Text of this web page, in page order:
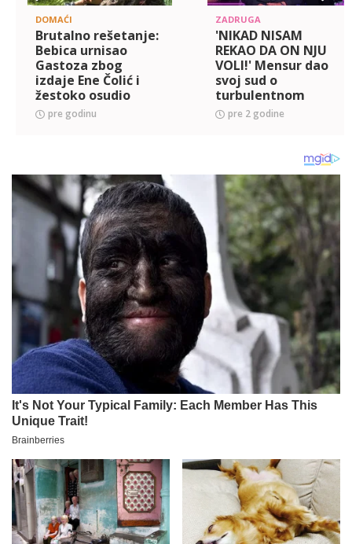
DOMAĆI
Brutalno rešetanje:
Bebica urnisao
Gastoza zbog
izdaje Ene Čolić i
žestoko osudio
morbidnosti koje je
izgovorio Lepom
pre godinu
ZADRUGA
'NIKAD NISAM
REKAO DA ON NJU
VOLI!' Mensur dao
svoj sud o
turbulentnom
odnosu Janjuša i
Aneli! (VIDEO)
pre 2 godine